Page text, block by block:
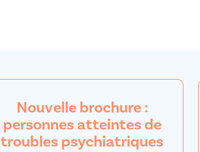
Nouvelle brochure :
personnes atteintes de
troubles psychiatriques